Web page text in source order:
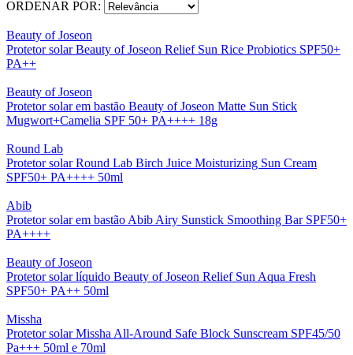
ORDENAR POR:
Beauty of Joseon
Protetor solar Beauty of Joseon Relief Sun Rice Probiotics SPF50+
PA++
Beauty of Joseon
Protetor solar em bastão Beauty of Joseon Matte Sun Stick
Mugwort+Camelia SPF 50+ PA++++ 18g
Round Lab
Protetor solar Round Lab Birch Juice Moisturizing Sun Cream
SPF50+ PA++++ 50ml
Abib
Protetor solar em bastão Abib Airy Sunstick Smoothing Bar SPF50+
PA++++
Beauty of Joseon
Protetor solar líquido Beauty of Joseon Relief Sun Aqua Fresh
SPF50+ PA++ 50ml
Missha
Protetor solar Missha All-Around Safe Block Sunscream SPF45/50
Pa+++ 50ml e 70ml